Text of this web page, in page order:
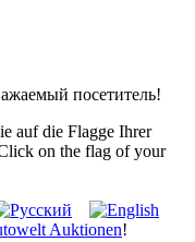
посетитель!
auf die Flagge Ihrer
on the flag of your
Auktionen!